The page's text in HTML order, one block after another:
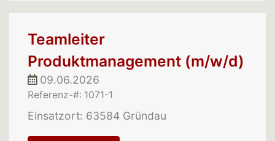
Teamleiter
Produktmanagement (m/w/d)
09.06.2026
Referenz-#: 1071-1
Einsatzort: 63584 Gründau